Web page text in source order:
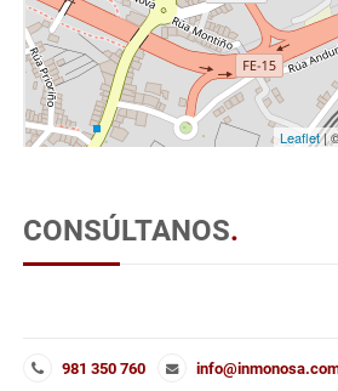
Leaflet|
CONSÚLTANOS.
981 350 760